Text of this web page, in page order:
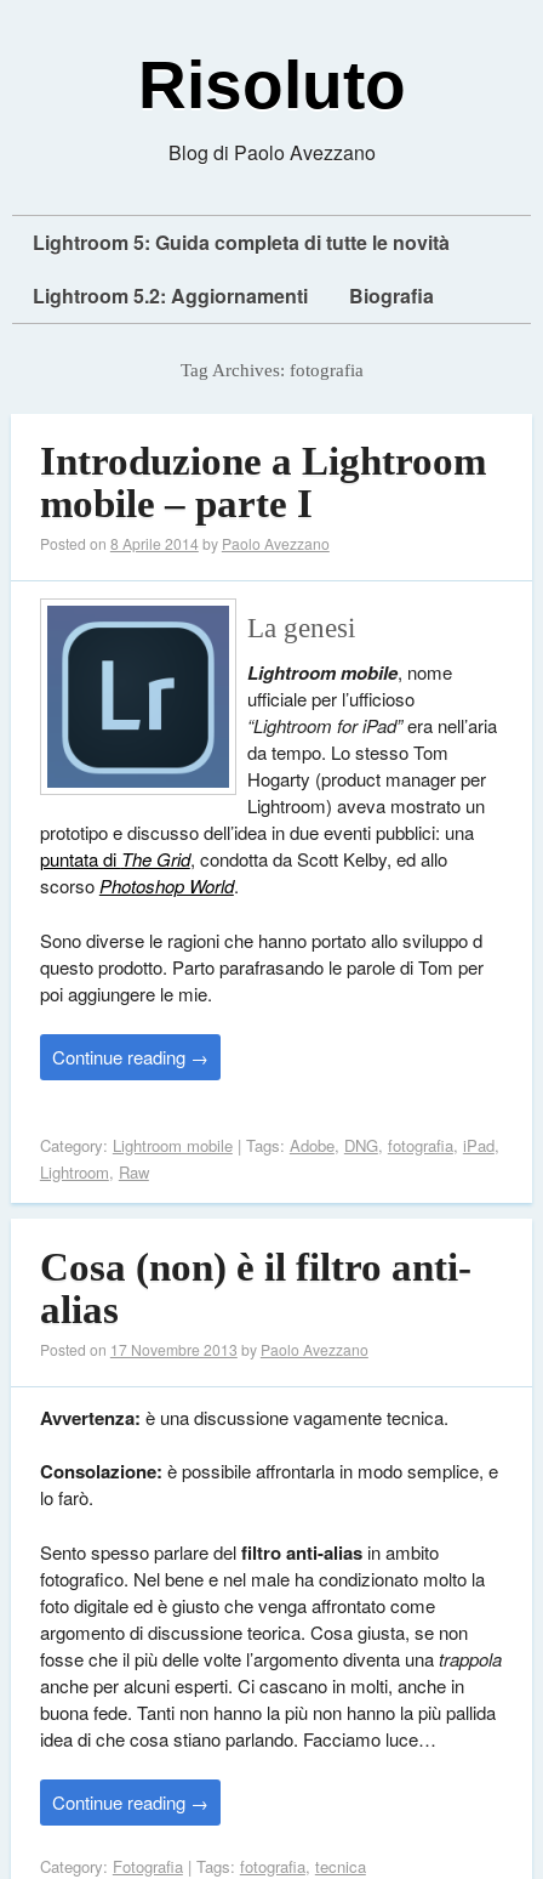
Risoluto
Blog di Paolo Avezzano
Lightroom 5: Guida completa di tutte le novità
Lightroom 5.2: Aggiornamenti
Biografia
Tag Archives: fotografia
Introduzione a Lightroom
mobile – parte I
Posted on 8 Aprile 2014by Paolo Avezzano
La genesi
Lightroom mobile, nome
ufficiale per l’ufficioso
“Lightroom for iPad”era nell’aria
da tempo. Lo stesso Tom
Hogarty (product manager per
Lightroom) aveva mostrato un
prototipo e discusso dell’idea in due eventi pubblici: una
puntata di The Grid, condotta da Scott Kelby, ed allo
scorsoPhotoshop World.
Sono diverse le ragioni che hanno portato allo sviluppo d
questo prodotto. Parto parafrasando le parole di Tom per
poi aggiungere le mie.
Continue reading →
Category: Lightroom mobile| Tags: Adobe, DNG, fotografia, iPad,
Lightroom, Raw
Cosa (non) è il filtro anti-
alias
Posted on 17 Novembre 2013 by Paolo Avezzano
Avvertenza: è una discussione vagamente tecnica.
Consolazione: è possibile affrontarla in modo semplice, e
lo farò.
Sento spesso parlare delfiltro anti-aliasin ambito
fotografico. Nel bene e nel male ha condizionato molto la
foto digitale ed è giusto che venga affrontato come
argomento di discussione teorica. Cosa giusta, se non
fosse che il più delle volte l’argomento diventa unatrappola
anche per alcuni esperti. Ci cascano in molti, anche in
buona fede. Tanti non hanno la più non hanno la più pallida
idea di che cosa stiano parlando. Facciamo luce…
Continue reading →
Category: Fotografia| Tags: fotografia, tecnica